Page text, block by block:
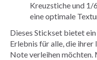
Kreuzstiche und 1/
eine optimale
Dieses Stickset bietet
Erlebnis für alle, die ihrer
Note verleihen